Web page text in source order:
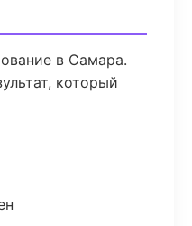
в Самара.
который